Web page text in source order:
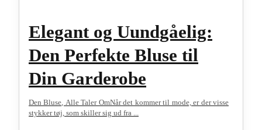
Elegant og Uundgåelig:
Den Perfekte Bluse til
Din Garderobe
Den Bluse, Alle Taler OmNår det kommer til mode, er der visse
stykker tøj, som skiller sig ud fra ...